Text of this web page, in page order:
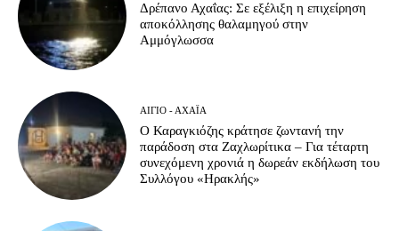
Δρέπανο Αχαΐας: Σε εξέλιξη η επιχείρηση
αποκόλλησης θαλαμηγού στην
Αμμόγλωσσα
ΑΊΓΙΟ - ΑΧΑΪ́Α
Ο Καραγκιόζης κράτησε ζωντανή την
παράδοση στα Ζαχλωρίτικα – Για τέταρτη
συνεχόμενη χρονιά η δωρεάν εκδήλωση του
Συλλόγου «Ηρακλής»